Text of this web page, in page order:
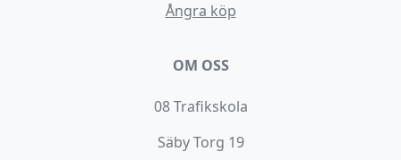
Ångra köp
OM OSS
08 Trafikskola
Säby Torg 19